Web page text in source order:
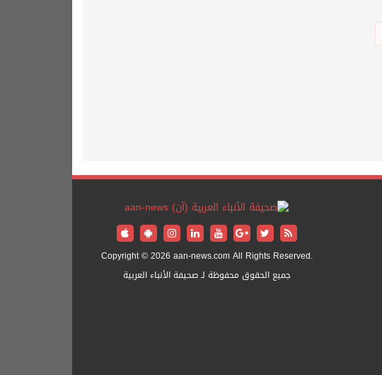
Copyright © 2026 aan-news.com All Rights Reserved.
جميع الحقوق محفوظة لـ صحيفة الأنباء العربية